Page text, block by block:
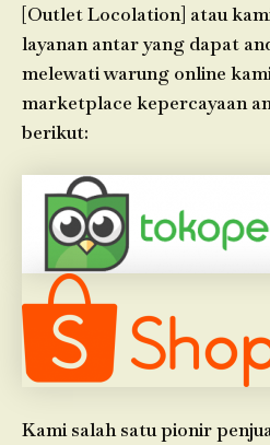
[Outlet Locolation] atau
layanan antar yang dapat
melewati warung online
marketplace kepercayaan
berikut:
Kami salah satu pionir